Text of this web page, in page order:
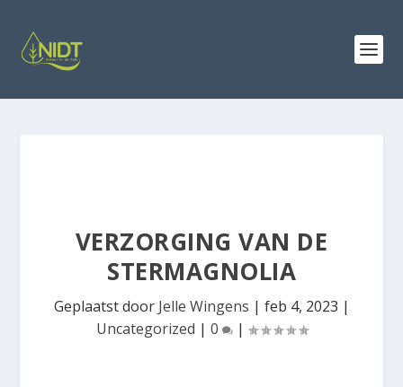
VERZORGING VAN DE
STERMAGNOLIA
Geplaatst door Jelle Wingens | feb 4, 2023 |
Uncategorized | 0 |